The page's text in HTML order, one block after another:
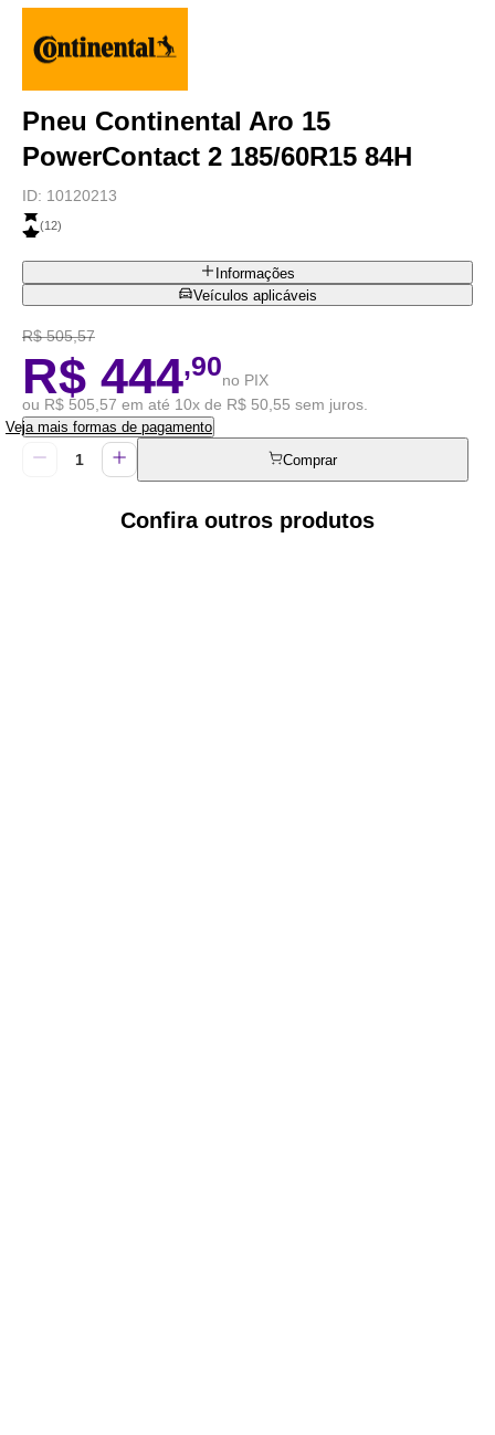
Pneu Continental Aro 15
PowerContact 2 185/60R15 84H
ID: 10120213
(12)
Informações
Veículos aplicáveis
R$ 505,57
R$ 444,90no PIX
ou R$ 505,57 em até 10x de R$ 50,55 sem juros.
Veja mais formas de pagamento
Comprar
Confira outros produtos